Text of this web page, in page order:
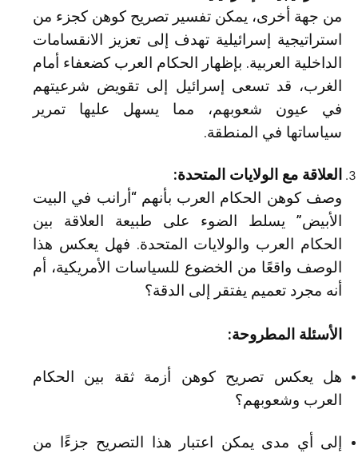
من جهة أخرى، يمكن تفسير تصريح كوهن كجزء من
استراتيجية إسرائيلية تهدف إلى تعزيز الانقسامات
الداخلية العربية. بإظهار الحكام العرب كضعفاء أمام
الغرب، قد تسعى إسرائيل إلى تقويض شرعيتهم
في عيون شعوبهم، مما يسهل عليها تمرير
سياساتها في المنطقة.
العلاقة مع الولايات المتحدة:
وصف كوهن الحكام العرب بأنهم “أرانب في البيت
الأبيض” يسلط الضوء على طبيعة العلاقة بين
الحكام العرب والولايات المتحدة. فهل يعكس هذا
الوصف واقعًا من الخضوع للسياسات الأمريكية، أم
أنه مجرد تعميم يفتقر إلى الدقة؟
الأسئلة المطروحة:
هل يعكس تصريح كوهن أزمة ثقة بين الحكام
العرب وشعوبهم؟
إلى أي مدى يمكن اعتبار هذا التصريح جزءًا من